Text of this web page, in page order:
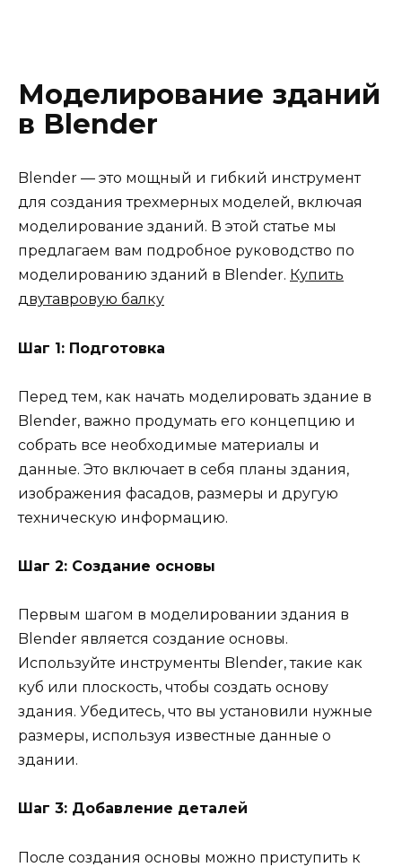
Моделирование зданий
в Blender
Blender — это мощный и гибкий инструмент
для создания трехмерных моделей, включая
моделирование зданий. В этой статье мы
предлагаем вам подробное руководство по
моделированию зданий в Blender. Купить
двутавровую балку
Шаг 1: Подготовка
Перед тем, как начать моделировать здание в
Blender, важно продумать его концепцию и
собрать все необходимые материалы и
данные. Это включает в себя планы здания,
изображения фасадов, размеры и другую
техническую информацию.
Шаг 2: Создание основы
Первым шагом в моделировании здания в
Blender является создание основы.
Используйте инструменты Blender, такие как
куб или плоскость, чтобы создать основу
здания. Убедитесь, что вы установили нужные
размеры, используя известные данные о
здании.
Шаг 3: Добавление деталей
После создания основы можно приступить к